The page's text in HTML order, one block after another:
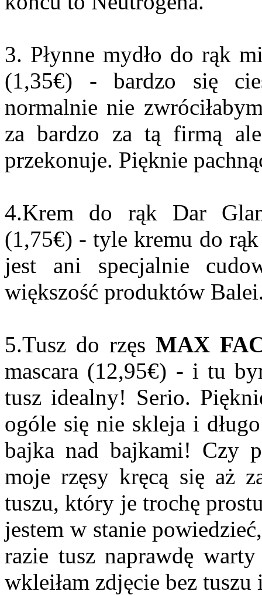
3. Płynne mydło do rąk
(1,35€) - bardzo się
normalnie nie
za bardzo za tą firmą
przekonuje. Pięknie
4.Krem do rąk Dar
(1,75€) - tyle kremu do
jest ani specjalnie
większość produktów
5.Tusz do rzęs MAX
mascara (12,95€) - i tu
tusz idealny! Serio.
ogóle się nie skleja i
bajka nad bajkami! Czy
moje rzęsy kręcą się aż
tuszu, który je trochę
jestem w stanie
razie tusz naprawdę
wkleiłam zdjęcie bez tuszu